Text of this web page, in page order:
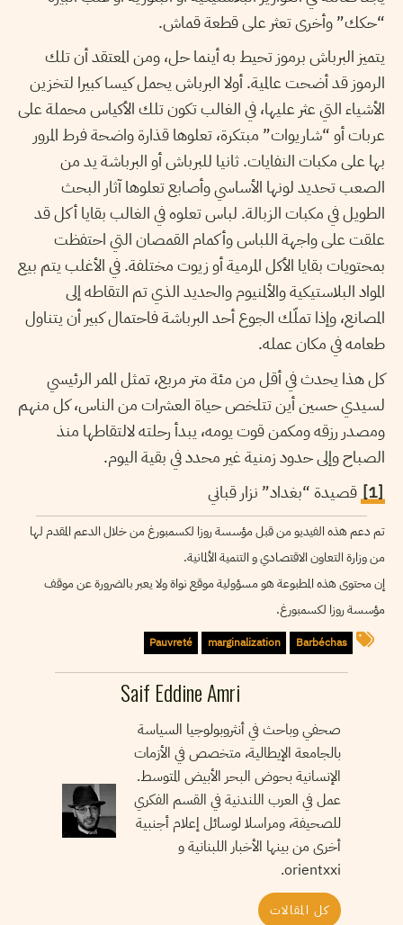
“حكك” وأخرى تعثر على قطعة قماش.
يتميز البرباش برموز تحيط به أينما حل، ومن المعتقد أن تلك
الرموز قد أضحت عالمية. أولا البرباش يحمل كيسا كبيرا لتخزين
الأشياء التي عثر عليها، في الغالب تكون تلك الأكياس محملة على
عربات أو “شاريوات” مبتكرة، تعلوها قذارة واضحة فرط المرور
بها على مكبات النفايات. ثانيا للبرباش أو البرباشة يد من
الصعب تحديد لونها الأساسي وأصابع تعلوها آثار البحث
الطويل في مكبات الزبالة. لباس تعلوه في الغالب بقايا أكل قد
علقت على واجهة اللباس وأكمام القمصان التي احتفظت
بمحتويات بقايا الأكل المرمية أو زيوت مختلفة. في الأغلب يتم بيع
المواد البلاستيكية والألمنيوم والحديد الذي تم التقاطه إلى
المصانع، وإذا تملّك الجوع أحد البرباشة فاحتمال كبير أن يتناول
طعامه في مكان عمله.
كل هذا يحدث في أقل من مئة متر مربع، تمثل الممر الرئيسي
لسيدي حسين أين تتلخص حياة العشرات من الناس، كل منهم
ومصدر رزقه ومكمن قوت يومه، يبدأ رحلته لالتقاطها منذ
الصباح وإلى حدود زمنية غير محدد في بقية اليوم.
[1]
قصيدة “بغداد” نزار قباني
تم دعم هذه الفيديو من قبل مؤسسة روزا لكسمبورغ من خلال الدعم المقدم لها
من وزارة التعاون الاقتصادي و التنمية الألمانية.
إن محتوى هذه المطبوعة هو مسؤولية موقع نواة ولا يعبر بالضرورة عن موقف
مؤسسة روزا لكسمبورغ.
Barbéchas
marginalization
Pauvreté
Saif Eddine Amri
صحفي وباحث في أنثروبولوجيا السياسة
بالجامعة الإيطالية، متخصص في الأزمات
الإنسانية بحوض البحر الأبيض المتوسط.
عمل في العرب اللندنية في القسم الفكري
للصحيفة، ومراسلا لوسائل إعلام أجنبية
أخرى من بينها الأخبار اللبنانية و
orientxxi.
كل المقالات